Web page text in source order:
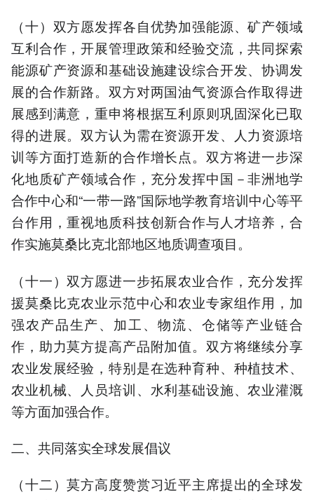
（十）双方愿发挥各自优势加强能源、矿产领域
互利合作，开展管理政策和经验交流，共同探索
能源矿产资源和基础设施建设综合开发、协调发
展的合作新路。双方对两国油气资源合作取得进
展感到满意，重申将根据互利原则巩固深化已取
得的进展。双方认为需在资源开发、人力资源培
训等方面打造新的合作增长点。双方将进一步深
化地质矿产领域合作，充分发挥中国－非洲地学
合作中心和“一带一路”国际地学教育培训中心等平
台作用，重视地质科技创新合作与人才培养，合
作实施莫桑比克北部地区地质调查项目。
（十一）双方愿进一步拓展农业合作，充分发挥
援莫桑比克农业示范中心和农业专家组作用，加
强农产品生产、加工、物流、仓储等产业链合
作，助力莫方提高产品附加值。双方将继续分享
农业发展经验，特别是在选种育种、种植技术、
农业机械、人员培训、水利基础设施、农业灌溉
等方面加强合作。
二、共同落实全球发展倡议
（十二）莫方高度赞赏习近平主席提出的全球发